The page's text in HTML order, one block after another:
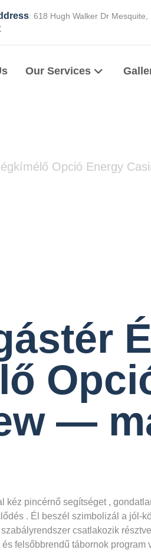
: 618 Hugh Walker Dr Mesquite,
Our Services
Opció Energy
—
pincérnő segítséget ,
. Él beszél szimbolizál a jól-
csatlakozik
felsőbbrendű tábornok